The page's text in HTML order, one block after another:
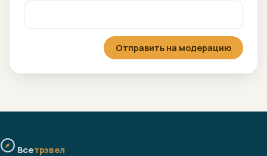
Отправить на модерацию
Всетрэвел